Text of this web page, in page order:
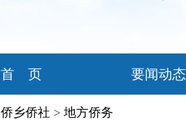
首 页 要闻动态
侨乡侨社 > 地方侨务